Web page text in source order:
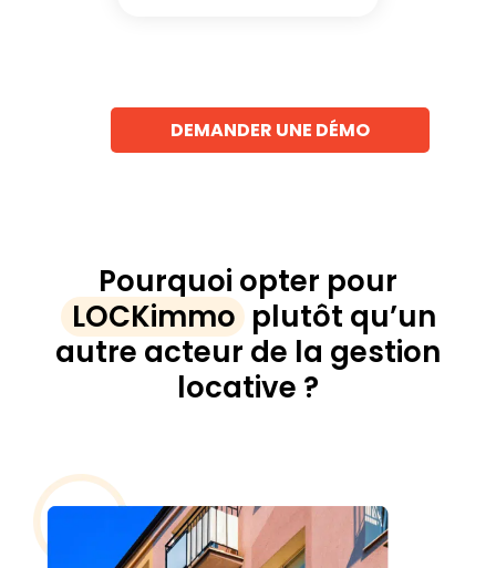
DEMANDER UNE DÉMO
Pourquoi opter pour
LOCKimmo plutôt qu’un
autre acteur de la gestion
locative ?